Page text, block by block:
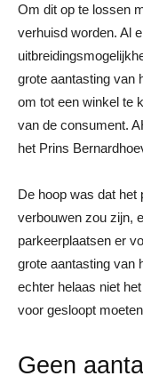
Om dit op te lossen
verhuisd worden. Al
grote aantasting van
om tot een winkel te
van de consument.
het Prins
De hoop was dat het
verbouwen zou zijn,
parkeerplaatsen er
grote aantasting van
echter helaas niet
voor gesloopt
Geen